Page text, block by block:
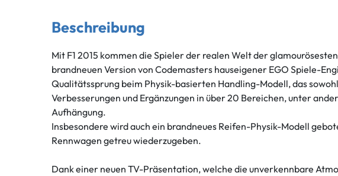
Beschreibung
Mit F1 2015 kommen die Spieler der realen Welt der
brandneuen Version von Codemasters hauseigener EGO Spiele-
Qualitätssprung beim Physik-basierten Handling-Modell, das
Verbesserungen und Ergänzungen in über 20 Bereichen, unter
Aufhängung.
Insbesondere wird auch ein brandneues Reifen-Physik-Modell
Rennwagen getreu wiederzugeben.
Dank einer neuen TV-Präsentation, welche die unverkennbare